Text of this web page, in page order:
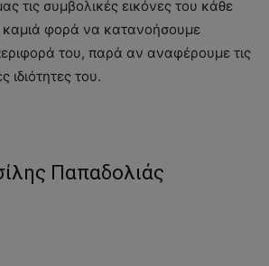
τις συμβολικές εικόνες του κάθε
φορά να κατανοήσουμε
του, παρά αν αναφέρουμε τις
ιδιότητες του.
Παπαδολιάς